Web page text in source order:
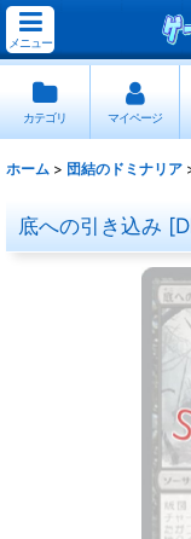
メニュー
カテゴリ マイページ
ホーム > 団結のドミナリア
底への引き込み [